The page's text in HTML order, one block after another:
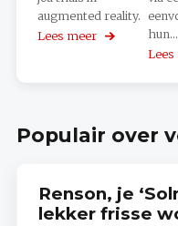
augmented reality.
Lees meer over
hun...
Lees
Populair over
Renson, je
lekker frisse